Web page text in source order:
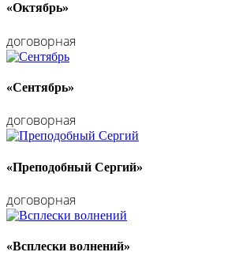
«Октябрь»
договорная
«Сентябрь»
договорная
«Преподобный Сергий»
договорная
«Всплески волнений»